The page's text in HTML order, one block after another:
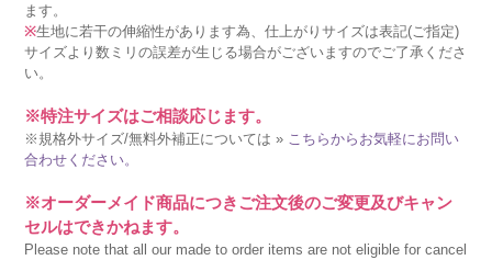
ます。
※生地に若干の伸縮性があります為、仕上がりサイズは表記(ご指定)
サイズより数ミリの誤差が生じる場合がございますのでご了承くださ
い。
※特注サイズはご相談応じます。
※規格外サイズ/無料外補正については » こちらからお気軽にお問い
合わせください。
※オーダーメイド商品につきご注文後のご変更及びキャン
セルはできかねます。
Please note that all our made to order items are not eligible for cancel